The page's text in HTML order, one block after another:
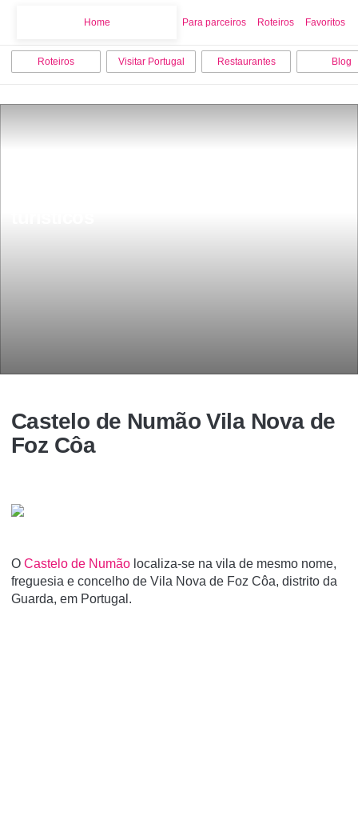
Home Para parceiros Roteiros Favoritos
Roteiros Visitar Portugal Restaurantes Blog
Castelo de Numão Vila Nova de
Foz Côa
O Castelo de Numão localiza-se na vila de mesmo nome,
freguesia e concelho de Vila Nova de Foz Côa, distrito da
Guarda, em Portugal.